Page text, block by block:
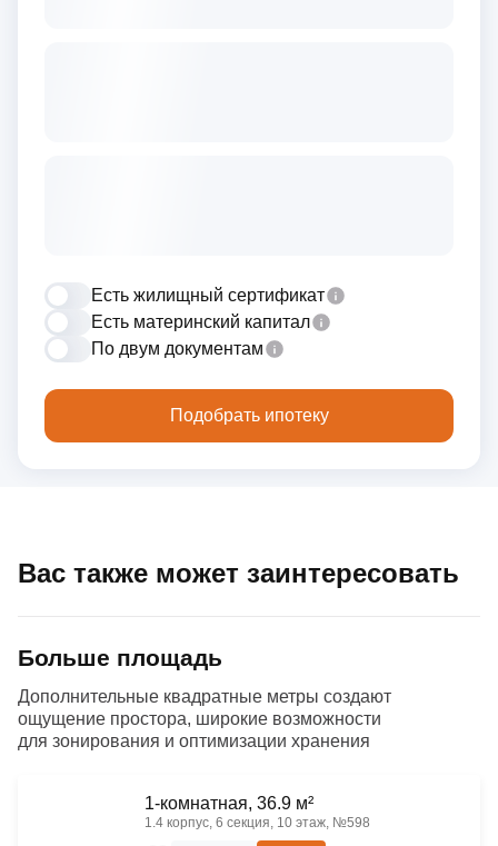
Есть жилищный сертификат
Есть материнский капитал
По двум документам
Подобрать ипотеку
Вас также может заинтересовать
Больше площадь
Дополнительные квадратные метры создают
ощущение простора, широкие возможности
для зонирования и оптимизации хранения
1-комнатная, 36.9 м²
1.4 корпус, 6 секция, 10 этаж, №598